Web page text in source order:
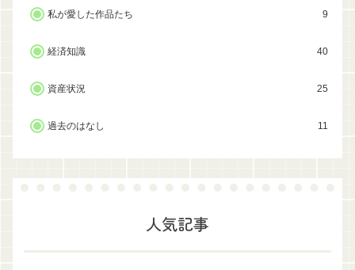
私が愛した作品たち 9
経済知識 40
資産状況 25
過去のはなし 11
人気記事